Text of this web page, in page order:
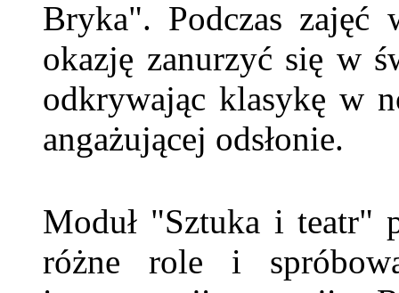
Bryka". Podczas zajęć
okazję zanurzyć się w
odkrywając klasykę w
angażującej odsłonie.
Moduł "Sztuka i teatr"
różne role i